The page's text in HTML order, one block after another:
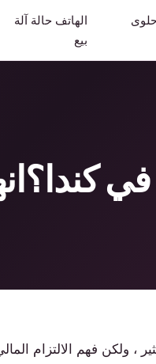
الهاتف حالة آلة
بيع
، ولكن فهم الالتزام